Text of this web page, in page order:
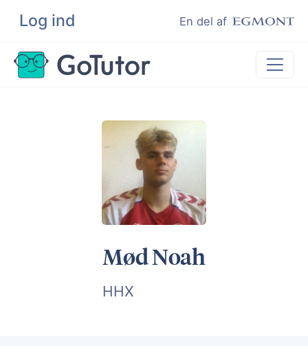
Log ind En del af
Søg
Lektiehjælp
Hjælp til ordblinde
Kundeudtalelser
Undervisere
Mød Noah
HHX